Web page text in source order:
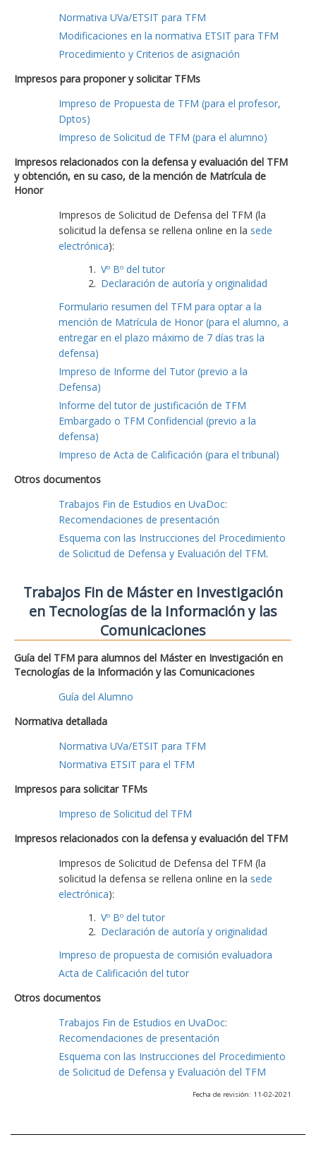
Normativa UVa/ETSIT para TFM
Modificaciones en la normativa ETSIT para TFM
Procedimiento y Criterios de asignación
Impresos para proponer y solicitar TFMs
Impreso de Propuesta de TFM (para el profesor,
Dptos)
Impreso de Solicitud de TFM (para el alumno)
Impresos relacionados con la defensa y evaluación del TFM
y obtención, en su caso, de la mención de Matrícula de
Honor
Impresos de Solicitud de Defensa del TFM (la
solicitud la defensa se rellena online en la sede
electrónica):
Vº Bº del tutor
Declaración de autoría y originalidad
Formulario resumen del TFM para optar a la
mención de Matrícula de Honor (para el alumno, a
entregar en el plazo máximo de 7 días tras la
defensa)
Impreso de Informe del Tutor (previo a la
Defensa)
Informe del tutor de justificación de TFM
Embargado o TFM Confidencial (previo a la
defensa)
Impreso de Acta de Calificación (para el tribunal)
Otros documentos
Trabajos Fin de Estudios en UvaDoc:
Recomendaciones de presentación
Esquema con las Instrucciones del Procedimiento
de Solicitud de Defensa y Evaluación del TFM.
Trabajos Fin de Máster en Investigación
en Tecnologías de la Información y las
Comunicaciones
Guía del TFM para alumnos del Máster en Investigación en
Tecnologías de la Información y las Comunicaciones
Guía del Alumno
Normativa detallada
Normativa UVa/ETSIT para TFM
Normativa ETSIT para el TFM
Impresos para solicitar TFMs
Impreso de Solicitud del TFM
Impresos relacionados con la defensa y evaluación del TFM
Impresos de Solicitud de Defensa del TFM (la
solicitud la defensa se rellena online en la sede
electrónica):
Vº Bº del tutor
Declaración de autoría y originalidad
Impreso de propuesta de comisión evaluadora
Acta de Calificación del tutor
Otros documentos
Trabajos Fin de Estudios en UvaDoc:
Recomendaciones de presentación
Esquema con las Instrucciones del Procedimiento
de Solicitud de Defensa y Evaluación del TFM
Fecha de revisión: 11-02-2021